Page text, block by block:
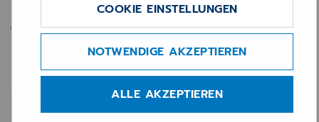
Trommel Brother DR321CL
171,40 €
COOKIE EINSTELLUNGEN
NOTWENDIGE AKZEPTIEREN
ALLE AKZEPTIEREN